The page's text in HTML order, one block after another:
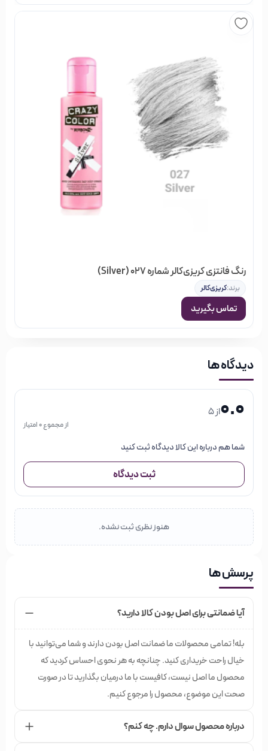
رنگ فانتزی کریزی‌کالر شماره 027 (Silver)
برند:کریزی‌کالر
تماس بگیرید
دیدگاه ها
0.0از 5
از مجموع 0 امتیاز
شما هم درباره این کالا دیدگاه ثبت کنید
ثبت دیدگاه
هنوز نظری ثبت نشده.
پرسش ها
آیا ضمانتی برای اصل بودن کالا دارید؟
بله! تمامی محصولات ما ضمانت اصل بودن دارند و شما می‌توانید با
خیال راحت خریداری کنید. چنانچه به هر نحوی احساس کردید که
محصول ما اصل نیست، کافیست با ما درمیان بگذارید تا در صورت
صحت این موضوع، محصول را مرجوع کنیم.
درباره محصول سوال دارم. چه کنم؟